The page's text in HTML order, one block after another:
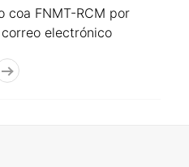
coa FNMT-RCM por
electrónico